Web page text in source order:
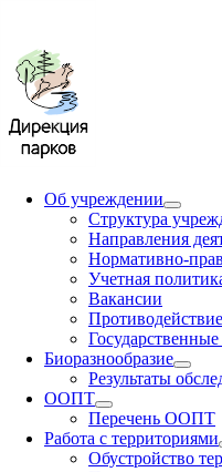
Об учреждении
Структура
Направления
Нормативно-
Учетная
Вакансии
Государственные
Биоразнообразие
Результаты
ООПТ
Перечень ООПТ
Работа с территориями
Обустройство